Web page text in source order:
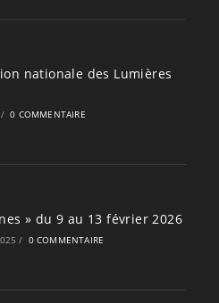
nationale des Lumières
/ 0 COMMENTAIRE
» du 9 au 13 février 2026
/ 0 COMMENTAIRE